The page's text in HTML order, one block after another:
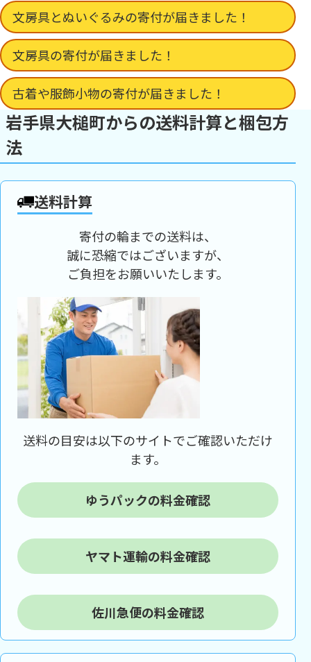
文房具とぬいぐるみの寄付が届きました！
文房具の寄付が届きました！
古着や服飾小物の寄付が届きました！
岩手県大槌町からの送料計算と梱包方
法
送料計算
寄付の輪までの送料は、
誠に恐縮ではございますが、
ご負担をお願いいたします。
送料の目安は以下のサイトでご確認いただけ
ます。
ゆうパックの料金確認
ヤマト運輸の料金確認
佐川急便の料金確認